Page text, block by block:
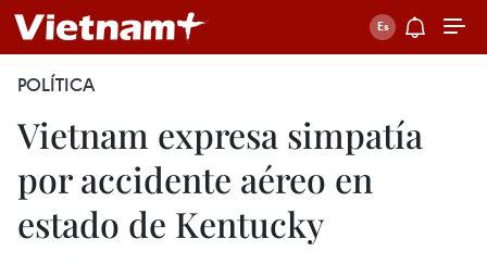
POLÍTICA
Vietnam expresa simpatía
por accidente aéreo en
estado de Kentucky